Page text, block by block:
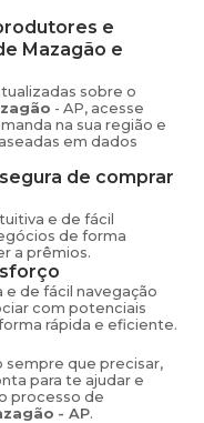
e
Mazagão e
sobre o
- AP, acesse
na sua região e
em dados
de comprar
e de fácil
de forma
a prêmios.
de fácil navegação
com potenciais
rápida e eficiente.
que precisar,
para te ajudar e
processo de
- AP.